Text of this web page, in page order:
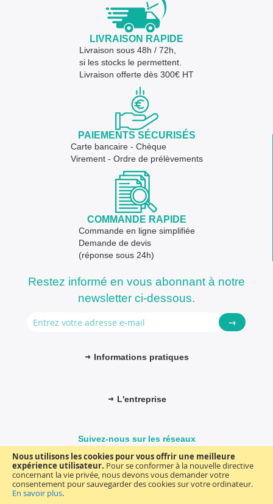
Nous utilisons les cookies pour vous offrir une meilleure
expérience utilisateur. Pour se conformer à la nouvelle directive
concernant la vie privée, nous devons vous demander votre
consentement pour sauvegarder des cookies sur votre ordinateur.
En savoir plus.
LIVRAISON RAPIDE
Livraison sous 48h / 72h,
si les stocks le permettent.
Livraison offerte dès 300€ HT
PAIEMENTS SÉCURISÉS
Carte bancaire - Chèque
Virement - Ordre de prélèvements
COMMANDE RAPIDE
Commande en ligne simplifiée
Demande de devis
(réponse sous 24h)
Restez informé en vous abonnant à notre
newsletter ci-dessous.
→
Informations pratiques
L'entreprise
Suivez-nous sur les réseaux
© FM-médical. Tous droits réservés 2025Termes et Conditions